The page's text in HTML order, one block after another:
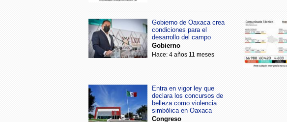
Gobierno de Oaxaca crea
condiciones para el
desarrollo del campo
Gobierno
Hace: 4 años 11 meses
Entra en vigor ley que
declara los concursos de
belleza como violencia
simbólica en Oaxaca
Congreso